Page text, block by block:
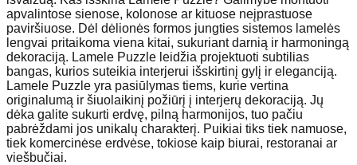
apvalintose sienose, kolonose ar kituose neįprastuose
paviršiuose. Dėl dėlionės formos jungties sistemos lamelės
lengvai pritaikoma viena kitai, sukuriant darnią ir harmoningą
dekoraciją. Lamele Puzzle leidžia projektuoti subtilias
bangas, kurios suteikia interjerui išskirtinį gylį ir eleganciją.
Lamele Puzzle yra pasiūlymas tiems, kurie vertina
originalumą ir šiuolaikinį požiūrį į interjerų dekoraciją. Jų
dėka galite sukurti erdvę, pilną harmonijos, tuo pačiu
pabrėždami jos unikalų charakterį. Puikiai tiks tiek namuose,
tiek komercinėse erdvėse, tokiose kaip biurai, restoranai ar
viešbučiai.